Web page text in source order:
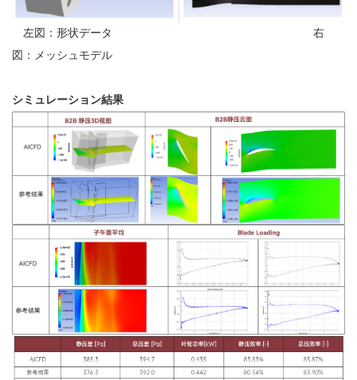
左図：形状データ 右
図：メッシュモデル
シミュレーション結果